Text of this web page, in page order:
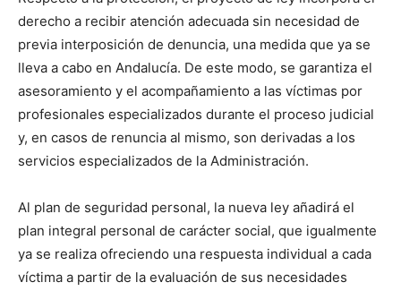
derecho a recibir atención adecuada sin necesidad de
previa interposición de denuncia, una medida que ya se
lleva a cabo en Andalucía. De este modo, se garantiza el
asesoramiento y el acompañamiento a las víctimas por
profesionales especializados durante el proceso judicial
y, en casos de renuncia al mismo, son derivadas a los
servicios especializados de la Administración.
Al plan de seguridad personal, la nueva ley añadirá el
plan integral personal de carácter social, que igualmente
ya se realiza ofreciendo una respuesta individual a cada
víctima a partir de la evaluación de sus necesidades